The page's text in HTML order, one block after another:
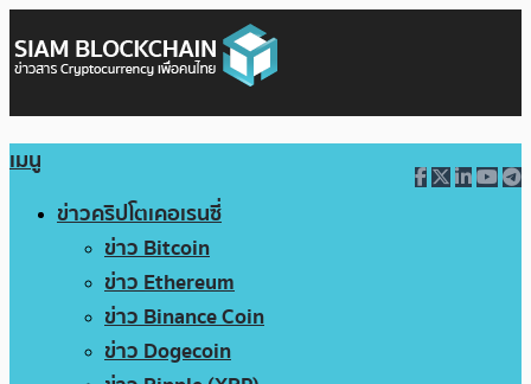
เมนู
ข่าวคริปโตเคอเรนซี่
ข่าว Bitcoin
ข่าว Ethereum
ข่าว Binance Coin
ข่าว Dogecoin